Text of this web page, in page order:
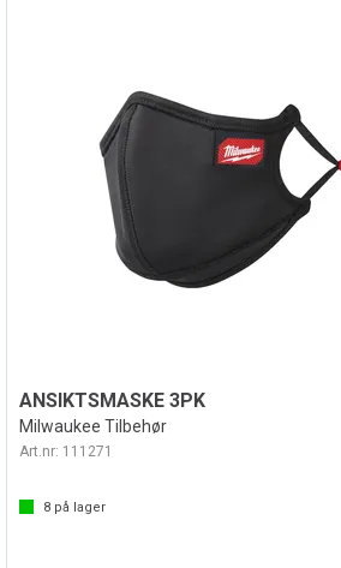
ANSIKTSMASKE 3PK
Milwaukee Tilbehør
Art.nr: 111271
8 på lager